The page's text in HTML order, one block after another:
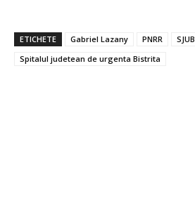
ETICHETE Gabriel Lazany PNRR
SJUB
Spitalul judetean de urgenta Bistrita